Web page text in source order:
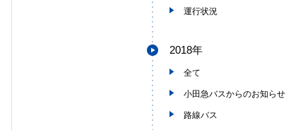
運行状況
2018年
全て
小田急バスからのお知らせ
路線バス